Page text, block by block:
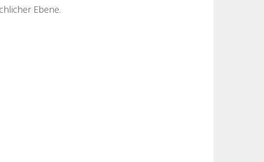
Ebene.